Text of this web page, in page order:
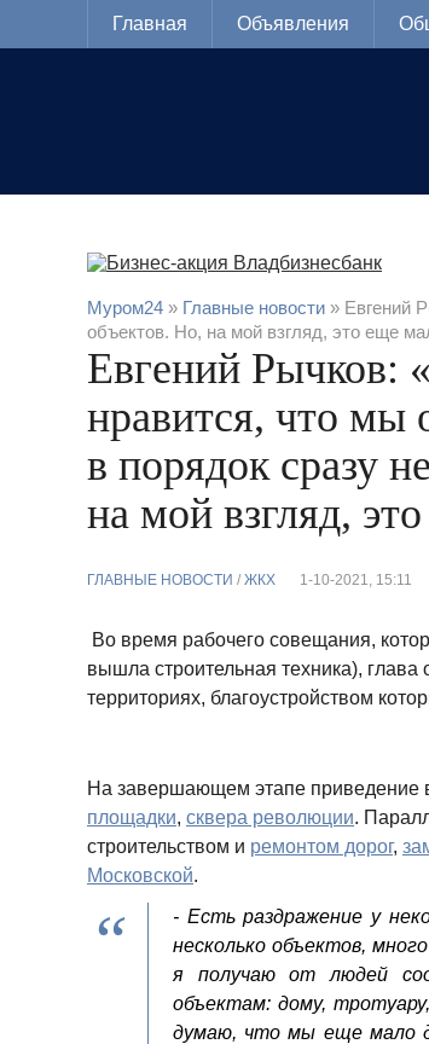
Главная Объявления
Муром24 » Главные новости » Евгений
объектов. Но, на мой взгляд, это еще
Евгений Рычков:
нравится, что мы
в порядок сразу
на мой взгляд,
ГЛАВНЫЕ НОВОСТИ / ЖКХ 1-10-2021, 15:11
Во время рабочего совещания,
вышла строительная техника), глава
территориях, благоустройством
На завершающем этапе приведение
площадки, сквера революции.
строительством и ремонтом дорог,
Московской.
- Есть раздражение у
несколько объектов,
я получаю от людей
объектам: дому,
думаю, что мы еще мало